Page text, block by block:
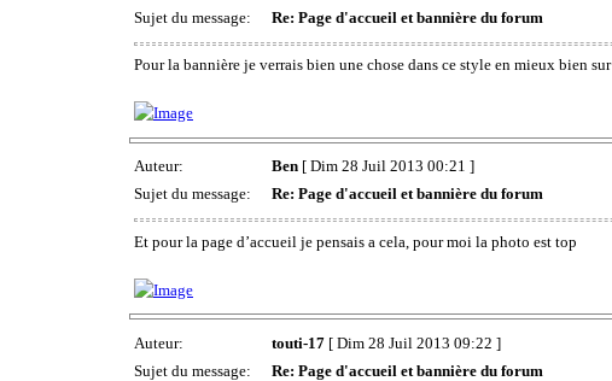
Sujet du message:
Re: Page d'accueil et bannière du forum
Pour la bannière je verrais bien une chose dans ce style en mieux bien sur
Auteur: Ben [ Dim 28 Juil 2013 00:21 ]
Sujet du message:
Re: Page d'accueil et bannière du forum
Et pour la page d’accueil je pensais a cela, pour moi la photo est top
Auteur: touti-17 [ Dim 28 Juil 2013 09:22 ]
Sujet du message:
Re: Page d'accueil et bannière du forum